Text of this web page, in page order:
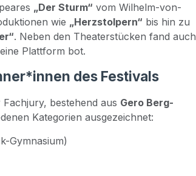
„Der Sturm“ vom Wil­helm-von-
wie „Herz­stol­pern“ bis hin zu
. Neben den Thea­ter­stü­cken fand auch
Platt­form bot.
des Festivals
bestehend aus Gero Berg­
Kate­go­rien ausgezeichnet:
Gym­na­si­um)